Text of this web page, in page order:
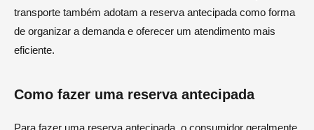
transporte também adotam a reserva antecipada como forma
de organizar a demanda e oferecer um atendimento mais
eficiente.
Como fazer uma reserva antecipada
Para fazer uma reserva antecipada, o consumidor geralmente